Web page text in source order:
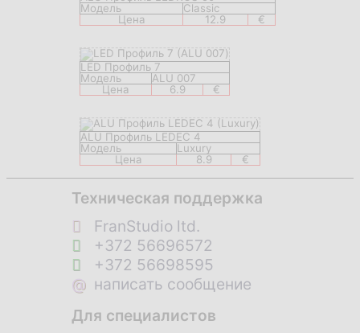
Модель
Classic
Цена
12.9 €
LED Профиль 7
Модель
ALU 007
Цена
6.9 €
ALU Профиль LEDEC 4
Модель
Luxury
Цена
8.9 €
Техническая поддержка
FranStudio ltd.
+372 56696572
+372 56698595
@ написать сообщение
Для специалистов